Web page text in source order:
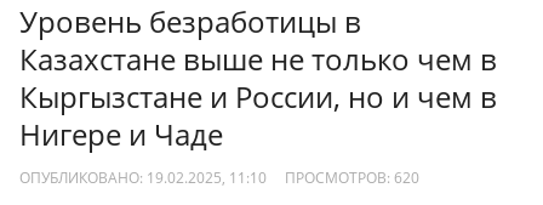
Уровень безработицы в
Казахстане выше не только чем в
Кыргызстане и России, но и чем в
Нигере и Чаде
ОПУБЛИКОВАНО: 19.02.2025, 11:10 ПРОСМОТРОВ: 620